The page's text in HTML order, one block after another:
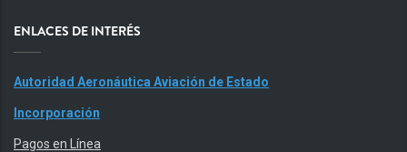
ENLACES DE INTERÉS
Autoridad Aeronáutica Aviación de Estado
Incorporación
Pagos en Línea